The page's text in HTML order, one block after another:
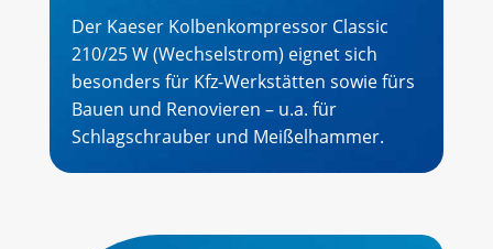
Der Kaeser Kolbenkompressor Classic
210/25 W (Wechselstrom) eignet sich
besonders für Kfz-Werkstätten sowie fürs
Bauen und Renovieren – u.a. für
Schlagschrauber und Meißelhammer.